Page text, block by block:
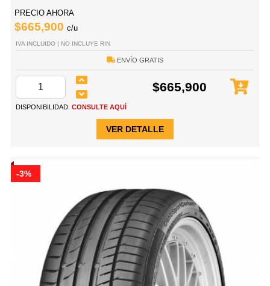
PRECIO AHORA
$665,900 c/u
IVA INCLUIDO | NO INCLUYE RIN
ENVÍO GRATIS
$665,900
DISPONIBILIDAD: CONSULTE AQUÍ
VER DETALLE
-3%